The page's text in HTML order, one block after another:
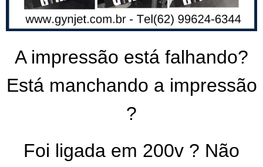
A impressão está falhando?
Está manchando a impressão
?
Foi ligada em 200v ? Não